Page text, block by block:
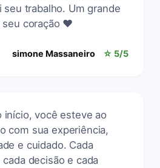
seu trabalho. Um grande
seu coração ❤️
simone Massaneiro ☆ 5/5
início, você esteve ao
com sua experiência,
e cuidado. Cada
cada decisão e cada